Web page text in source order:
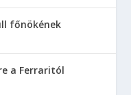
főnökének
a Ferraritól